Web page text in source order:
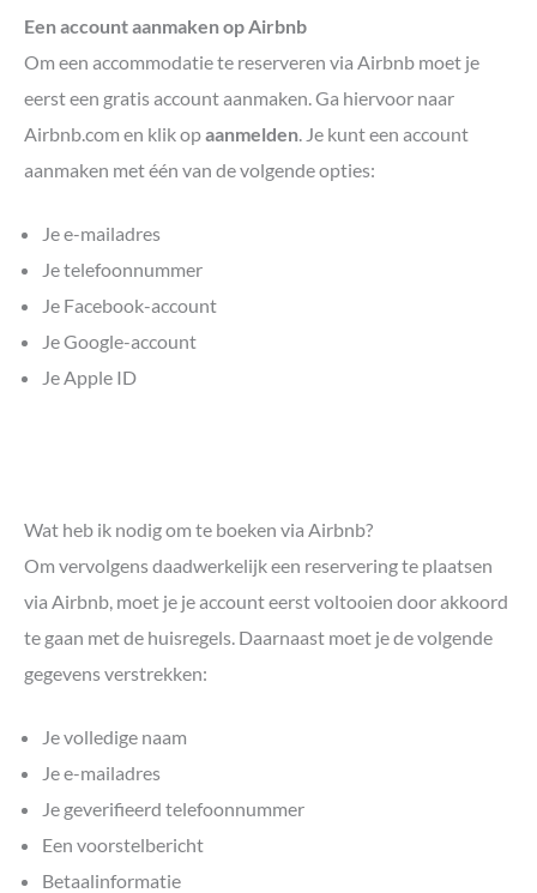
Een account aanmaken op Airbnb
Om een accommodatie te reserveren via Airbnb moet je
eerst een gratis account aanmaken. Ga hiervoor naar
Airbnb.com en klik opaanmelden . Je kunt een account
aanmaken met één van de volgende opties:
Je e-mailadres
Je telefoonnummer
Je Facebook-account
Je Google-account
Je Apple ID
Wat heb ik nodig om te boeken via Airbnb?
Om vervolgens daadwerkelijk een reservering te plaatsen
via Airbnb, moet je je account eerst voltooien door akkoord
te gaan met de huisregels. Daarnaast moet je de volgende
gegevens verstrekken:
Je volledige naam
Je e-mailadres
Je geverifieerd telefoonnummer
Een voorstelbericht
Betaalinformatie